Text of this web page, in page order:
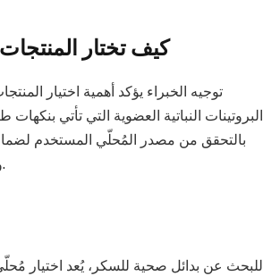
كيف تختار
توجيه الخبراء يؤكد أهمية اختيار
البروتينات النباتية العضوية التي تأتي
بالتحقق من مصدر المُحلّي المستخدم
وموثوقة يمكن أن يعزز من الفوائد الصحية ويدعم نمط حياة متوازن.
للبحث عن بدائل صحية للسكر، يُعد اختيار